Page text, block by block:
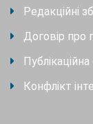
Редакційні
Договір про
Конфлікт